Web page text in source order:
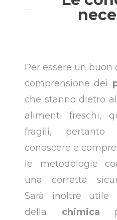
Per essere un buon
comprensione dei
che stanno dietro
alimenti freschi,
fragili, pertanto
conoscere e
le metodologie
una corretta
Sarà inoltre utile
della chimica